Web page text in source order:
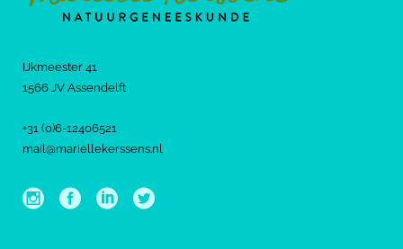
IJkmeester 41
1566 JV Assendelft
+31 (0)6-12406521
mail@mariellekerssens.nl